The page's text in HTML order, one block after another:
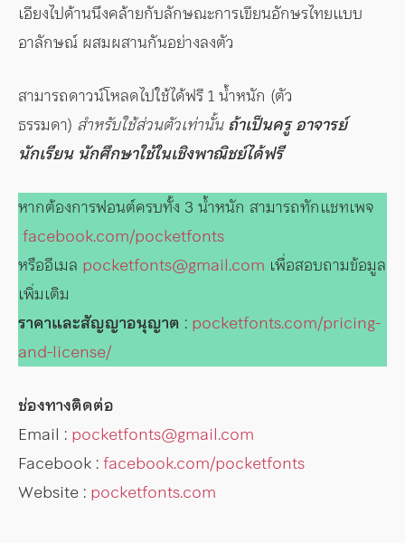
เอียงไปด้านนึงคล้ายกับลักษณะการเขียนอักษรไทยแบบ
อาลักษณ์ ผสมผสานกันอย่างลงตัว
สามารถดาวน์โหลดไปใช้ได้ฟรี 1 น้ำหนัก (ตัว
ธรรมดา) สำหรับใช้ส่วนตัวเท่านั้น ถ้าเป็นครู อาจารย์
นักเรียน นักศึกษาใช้ในเชิงพาณิชย์ได้ฟรี
หากต้องการฟอนต์ครบทั้ง 3 น้ำหนัก สามารถทักแชทเพจ
facebook.com/pocketfonts
หรืออีเมล pocketfonts@gmail.com เพื่อสอบถามข้อมูล
เพิ่มเติม
ราคาและสัญญาอนุญาต : pocketfonts.com/pricing-
and-license/
ช่องทางติดต่อ
Email : pocketfonts@gmail.com
Facebook :facebook.com/pocketfonts
Website : pocketfonts.com